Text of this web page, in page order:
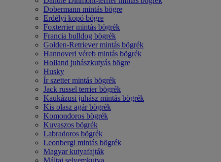
Dobermann mintás bögre
Erdélyi kopó bögre
Foxterrier mintás bögrék
Francia bulldog bögrék
Golden-Retriever mintás bögrék
Hannoveri véreb mintás bögrék
Holland juhászkutyás bögre
Husky
Ír szetter mintás bögrék
Jack russel terrier bögrék
Kaukázusi juhász mintás bögrék
Kis olasz agár bögrék
Komondoros bögrék
Kuvaszos bögrék
Labradoros bögrék
Leonbergi mintás bögrék
Magyar kutyafajták
Máltai selyemkutya